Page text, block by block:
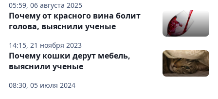
05:59, 06 августа 2025
14:15, 21 ноября 2023
Почему от красного вина болит
голова, выяснили ученые
08:30, 05 июля 2024
Почему кошки дерут мебель,
выяснили ученые